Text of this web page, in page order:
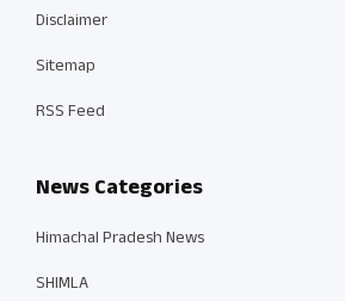
Disclaimer
Sitemap
RSS Feed
News Categories
Himachal Pradesh News
SHIMLA